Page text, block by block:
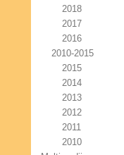
2018
2017
2016
2010-2015
2015
2014
2013
2012
2011
2010